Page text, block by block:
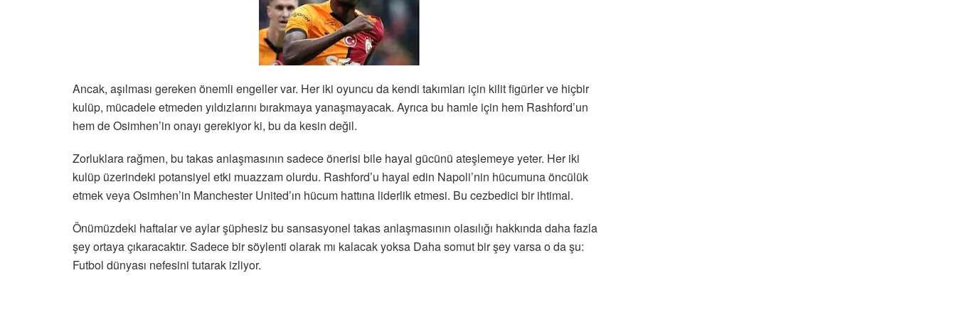
Ancak, aşılması gereken önemli engeller var. Her iki oyuncu da kendi takımları için kilit figürler ve hiçbir
kulüp, mücadele etmeden yıldızlarını bırakmaya yanaşmayacak. Ayrıca bu hamle için hem Rashford’un
hem de Osimhen’in onayı gerekiyor ki, bu da kesin değil.
Zorluklara rağmen, bu takas anlaşmasının sadece önerisi bile hayal gücünü ateşlemeye yeter. Her iki
kulüp üzerindeki potansiyel etki muazzam olurdu. Rashford’u hayal edin Napoli’nin hücumuna öncülük
etmek veya Osimhen’in Manchester United’ın hücum hattına liderlik etmesi. Bu cezbedici bir ihtimal.
Önümüzdeki haftalar ve aylar şüphesiz bu sansasyonel takas anlaşmasının olasılığı hakkında daha fazla
şey ortaya çıkaracaktır. Sadece bir söylenti olarak mı kalacak yoksa Daha somut bir şey varsa o da şu:
Futbol dünyası nefesini tutarak izliyor.